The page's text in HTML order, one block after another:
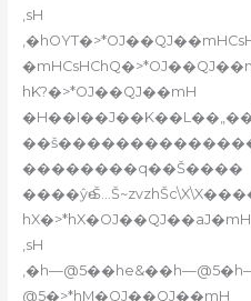
,sH
hK?�>*OJ��QJ��mH
��������q��Š����
hX�>*hX�OJ��QJ��aJ�mH
,sH
@5�>*hM�OJ��QJ��mH